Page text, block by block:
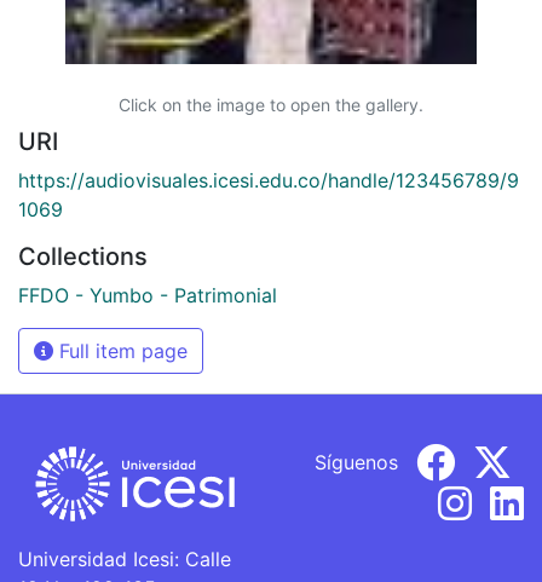
Click on the image to open the gallery.
URI
https://audiovisuales.icesi.edu.co/handle/123456789/9
1069
Collections
FFDO - Yumbo - Patrimonial
Full item page
Universidad Icesi: Calle
Síguenos